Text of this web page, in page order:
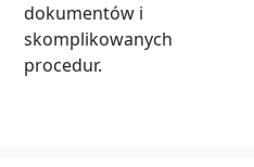
dokumentów i
skomplikowanych
procedur.